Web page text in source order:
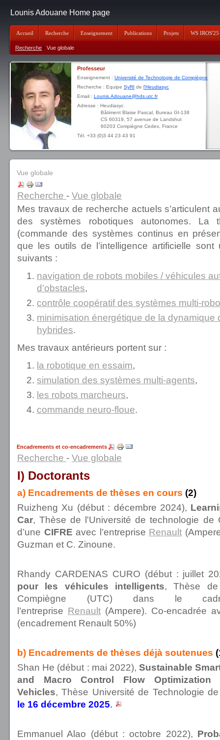
Accueil Recherche Enseignement Publications Projets WS IROS'25
Recherche Vue globale
Lounis Adouane Home page
Professeur
Enseignement : Université de Technologie de Compiègne
Recherche : Equipe SyRI de l'Heudiasyc
Email : Lounis.Adouane@hds.utc.fr
Adresse : Heudiasyc
Bâtiment Blaise Pascal, Bureau GI-138
CS 60319, 57 avenue de Landshut
60203 Compiègne Cedex, France
Tél. +33 (0)3 44 23 43 91
Vue globale
Recherche - Vue globale
Mes travaux de recherche actuels s’articulent
des systèmes robotiques autonomes. La
(commande des systèmes continus en
que les outils de l’intelligence artificielle
suivants :
navigation de robots mobiles / véhicules
d’obstacles,
contrôle coopératif des systèmes multi-
minimisation énergétique de la
hybrides.
Mes travaux antérieurs portent sur :
la robotique en essaim,
simulation des systèmes multi-agents,
les robots marcheurs,
commande neuro-floue.
Encadrements et co-encadrements
Recherche - Vue globale
I) Doctorants
a) Encadrements de thèses en cours (2)
Ruizheng Xu (début : décembre 2024),
Car, Thèse de l'Université de technologie de
d’une CIFRE avec l’entreprise Renault
Guzman et C. Zinoune.
Rhandy CARDENAS CURO (début : juillet
pour les véhicules intelligents, Thèse de
Compiègne (UTC) dans le
l’entreprise Renault (Ampere). Co-encadrée
(encadrement Renault 50%)
b) Encadrements de thèses déjà soutenues
Shan He (début : mai 2022), Sustainable
and Macro Control Flow Optimization
Vehicles, Thèse Université de Technologie
le 16 décembre 2025.
Emmanuel Alao (début : octobre 2022),